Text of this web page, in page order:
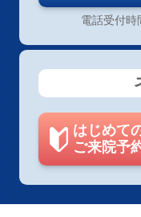
電話受付
はじめて
ご来院予